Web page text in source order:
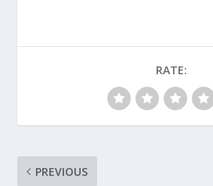
RATE:
PREVIOUS